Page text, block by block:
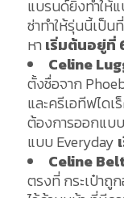
แบรนด์ยิ่งทำให้
ซ่าทำให้รุ่นนี้เป็น
หาเริ่มต้นอยู่ที่
Celine
ตั้งชื่อจาก
และครีเอทีฟไดเ
ต้องการออกแบบ
แบบ Everyday
Celine
ตรงที่ กระเป๋าถู